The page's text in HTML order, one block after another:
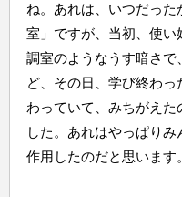
ね。あれは、いつだっ
室」ですが、当初、使い
調室のようなうす暗さ
ど、その日、学び終わ
わっていて、みちがえた
した。あれはやっぱり
作用したのだと思います。